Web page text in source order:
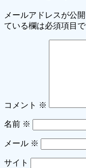
メールアドレスが公
ている欄は必須項目
コメント ※
名前 ※
メール ※
サイト